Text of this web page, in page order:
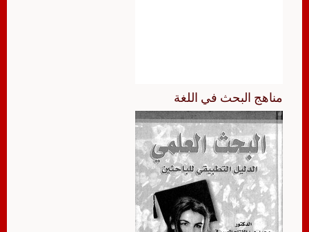
مناهج البحث في اللغة